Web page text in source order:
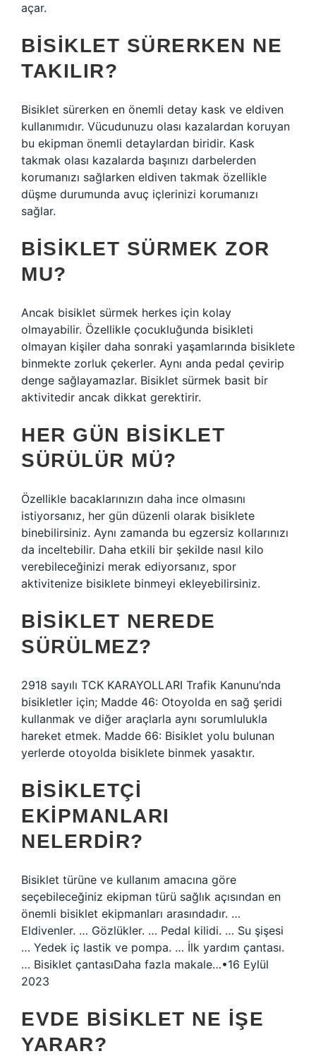
açar.
BISIKLET SÜRERKEN NE
TAKILIR?
Bisiklet sürerken en önemli detay kask ve eldiven
kullanımıdır. Vücudunuzu olası kazalardan koruyan
bu ekipman önemli detaylardan biridir. Kask
takmak olası kazalarda başınızı darbelerden
korumanızı sağlarken eldiven takmak özellikle
düşme durumunda avuç içlerinizi korumanızı
sağlar.
BISIKLET SÜRMEK ZOR
MU?
Ancak bisiklet sürmek herkes için kolay
olmayabilir. Özellikle çocukluğunda bisikleti
olmayan kişiler daha sonraki yaşamlarında bisiklete
binmekte zorluk çekerler. Aynı anda pedal çevirip
denge sağlayamazlar. Bisiklet sürmek basit bir
aktivitedir ancak dikkat gerektirir.
HER GÜN BISIKLET
SÜRÜLÜR MÜ?
Özellikle bacaklarınızın daha ince olmasını
istiyorsanız, her gün düzenli olarak bisiklete
binebilirsiniz. Aynı zamanda bu egzersiz kollarınızı
da inceltebilir. Daha etkili bir şekilde nasıl kilo
verebileceğinizi merak ediyorsanız, spor
aktivitenize bisiklete binmeyi ekleyebilirsiniz.
BISIKLET NEREDE
SÜRÜLMEZ?
2918 sayılı TCK KARAYOLLARI Trafik Kanunu’nda
bisikletler için; Madde 46: Otoyolda en sağ şeridi
kullanmak ve diğer araçlarla aynı sorumlulukla
hareket etmek. Madde 66: Bisiklet yolu bulunan
yerlerde otoyolda bisiklete binmek yasaktır.
BISIKLETÇI
EKIPMANLARI
NELERDIR?
Bisiklet türüne ve kullanım amacına göre
seçebileceğiniz ekipman türü sağlık açısından en
önemli bisiklet ekipmanları arasındadır. …
Eldivenler. … Gözlükler. … Pedal kilidi. … Su şişesi
… Yedek iç lastik ve pompa. … İlk yardım çantası.
… Bisiklet çantasıDaha fazla makale…•16 Eylül
2023
EVDE BISIKLET NE IŞE
YARAR?